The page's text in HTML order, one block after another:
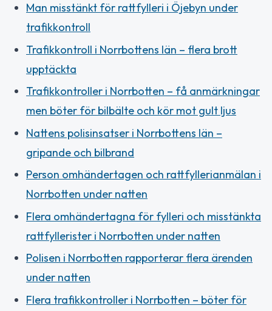
Man misstänkt för rattfylleri i Öjebyn under
trafikkontroll
Trafikkontroll i Norrbottens län – flera brott
upptäckta
Trafikkontroller i Norrbotten – få anmärkningar
men böter för bilbälte och kör mot gult ljus
Nattens polisinsatser i Norrbottens län –
gripande och bilbrand
Person omhändertagen och rattfyllerianmälan i
Norrbotten under natten
Flera omhändertagna för fylleri och misstänkta
rattfyllerister i Norrbotten under natten
Polisen i Norrbotten rapporterar flera ärenden
under natten
Flera trafikkontroller i Norrbotten – böter för